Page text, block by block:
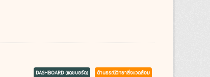
DASHBOARD (แดชบอร์ด) ด้านธรณีวิทยาสิ่งแวดล้อม